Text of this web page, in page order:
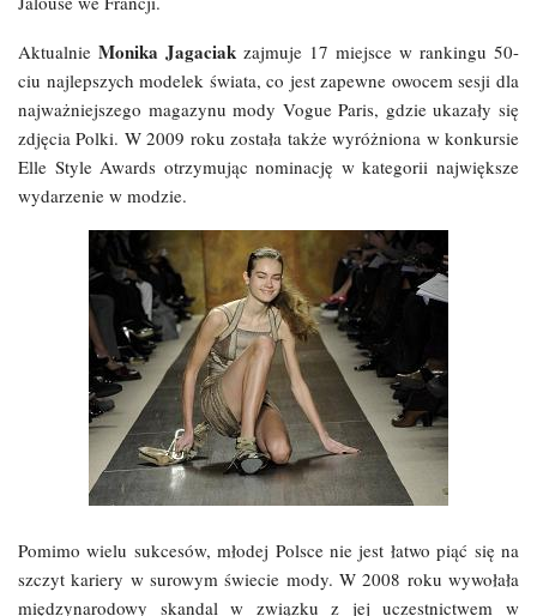
Aktualnie Monika Jagaciak zajmuje 17 miejsce w rankingu 50-
ciu najlepszych modelek świata, co jest zapewne owocem sesji dla
najważniejszego magazynu mody Vogue Paris, gdzie ukazały się
zdjęcia Polki. W 2009 roku została także wyróżniona w konkursie
Elle Style Awards otrzymując nominację w kategorii największe
wydarzenie w modzie.
Pomimo wielu sukcesów, młodej Polsce nie jest łatwo piąć się na
szczyt kariery w surowym świecie mody. W 2008 roku wywołała
międzynarodowy skandal w związku z jej uczestnictwem w